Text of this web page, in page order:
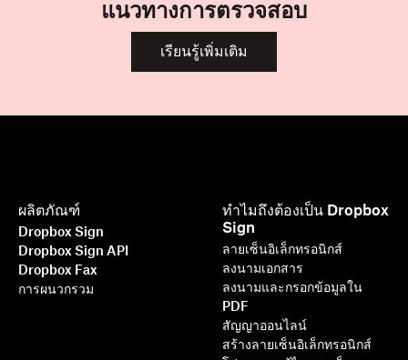
แนวทางการตรวจสอบ
เรียนรู้เพิ่มเติม
ผลิตภัณฑ์
Dropbox Sign
Dropbox Sign API
Dropbox Fax
การผนวกรวม
ทำไมถึงต้องเป็น Dropbox
Sign
ลายเซ็นอิเล็กทรอนิกส์
ลงนามเอกสาร
ลงนามและกรอกข้อมูลใน
PDF
สัญญาออนไลน์
สร้างลายเซ็นอิเล็กทรอนิกส์